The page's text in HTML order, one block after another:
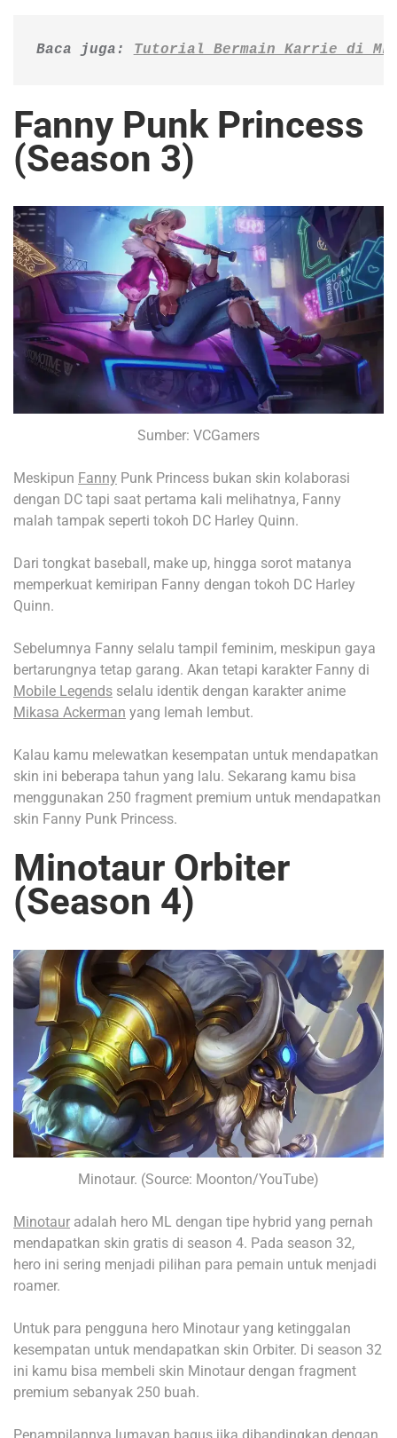
Baca juga: Tutorial Bermain Karrie di
Fanny Punk Princess
(Season 3)
Sumber: VCGamers
Meskipun Fanny Punk Princess bukan skin kolaborasi
dengan DC tapi saat pertama kali melihatnya, Fanny
malah tampak seperti tokoh DC Harley Quinn.
Dari tongkat baseball, make up, hingga sorot matanya
memperkuat kemiripan Fanny dengan tokoh DC Harley
Quinn.
Sebelumnya Fanny selalu tampil feminim, meskipun gaya
bertarungnya tetap garang. Akan tetapi karakter Fanny di
Mobile Legends selalu identik dengan karakter anime
Mikasa Ackerman yang lemah lembut.
Kalau kamu melewatkan kesempatan untuk mendapatkan
skin ini beberapa tahun yang lalu. Sekarang kamu bisa
menggunakan 250 fragment premium untuk mendapatkan
skin Fanny Punk Princess.
Minotaur Orbiter
(Season 4)
Minotaur. (Source: Moonton/YouTube)
Minotaur adalah hero ML dengan tipe hybrid yang pernah
mendapatkan skin gratis di season 4. Pada season 32,
hero ini sering menjadi pilihan para pemain untuk menjadi
roamer.
Untuk para pengguna hero Minotaur yang ketinggalan
kesempatan untuk mendapatkan skin Orbiter. Di season 32
ini kamu bisa membeli skin Minotaur dengan fragment
premium sebanyak 250 buah.